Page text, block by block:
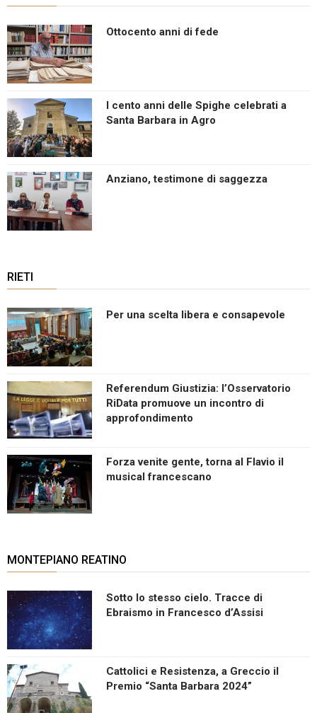
Ottocento anni di fede
I cento anni delle Spighe celebrati a
Santa Barbara in Agro
Anziano, testimone di saggezza
RIETI
Per una scelta libera e consapevole
Referendum Giustizia: l’Osservatorio
RiData promuove un incontro di
approfondimento
Forza venite gente, torna al Flavio il
musical francescano
MONTEPIANO REATINO
Sotto lo stesso cielo. Tracce di
Ebraismo in Francesco d’Assisi
Cattolici e Resistenza, a Greccio il
Premio “Santa Barbara 2024”